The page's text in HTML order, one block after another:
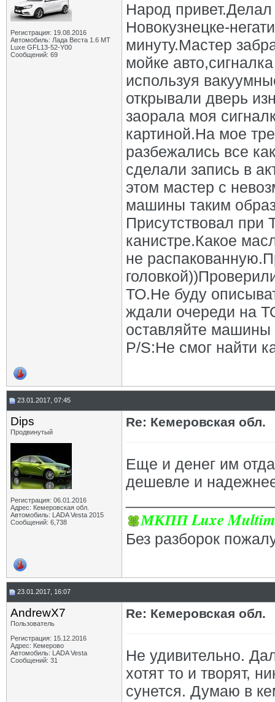
Регистрация: 19.08.2016
Автомобиль: Лада Веста 1.6 MT
Luxe GFL13-52-Y00
Сообщений: 69
Народ
Новокузнецке-
минуту.Мастер
мойке
используя
открывали дверь
заорала моя
картиной.На мое
разбежались все
сделали запись в
этом мастер с
машины таким
Присутствовал при
канистре.Какое
не
ТО.Не буду
ждали очереди на
оставляйте машины
P/S:Не смог найти
23.01.2017, 07:45
Dips
Продвинутый
Регистрация: 06.01.2016
Адрес: Кемеровская обл.
Автомобиль: LADA Vesta 2015
Сообщений: 6,738
Re: Кемеровская обл.
Еще и денег им
дешевле и
МКПП Luxe
Без разборок
23.01.2017, 16:07
AndrewX7
Пользователь
Регистрация: 15.12.2016
Адрес: Кемерово
Автомобиль: LADA Vesta
Сообщений: 31
Re: Кемеровская обл.
Не удивительно.
хотят то и творят,
сунется. Думаю в